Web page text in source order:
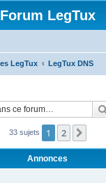
Forum LegTux
LegTux LegTux DNS
33 sujets 1 2
Annonces